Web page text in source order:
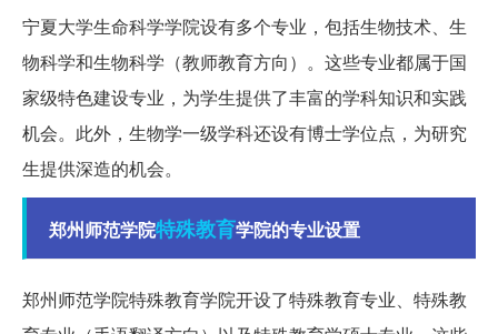
宁夏大学生命科学学院设有多个专业，包括生物技术、生
物科学和生物科学（教师教育方向）。这些专业都属于国
家级特色建设专业，为学生提供了丰富的学科知识和实践
机会。此外，生物学一级学科还设有博士学位点，为研究
生提供深造的机会。
郑州师范学院特殊教育学院的专业设置
郑州师范学院特殊教育学院开设了特殊教育专业、特殊教